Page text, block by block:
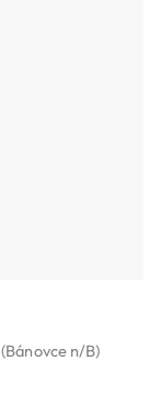
(Bánovce n/B)